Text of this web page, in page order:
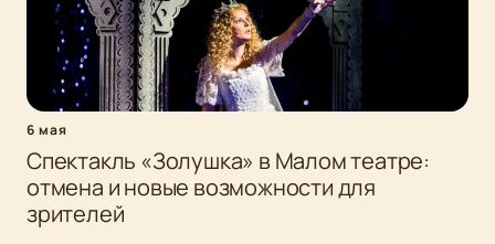
6 мая
Спектакль «Золушка» в Малом театре:
отмена и новые возможности для
зрителей